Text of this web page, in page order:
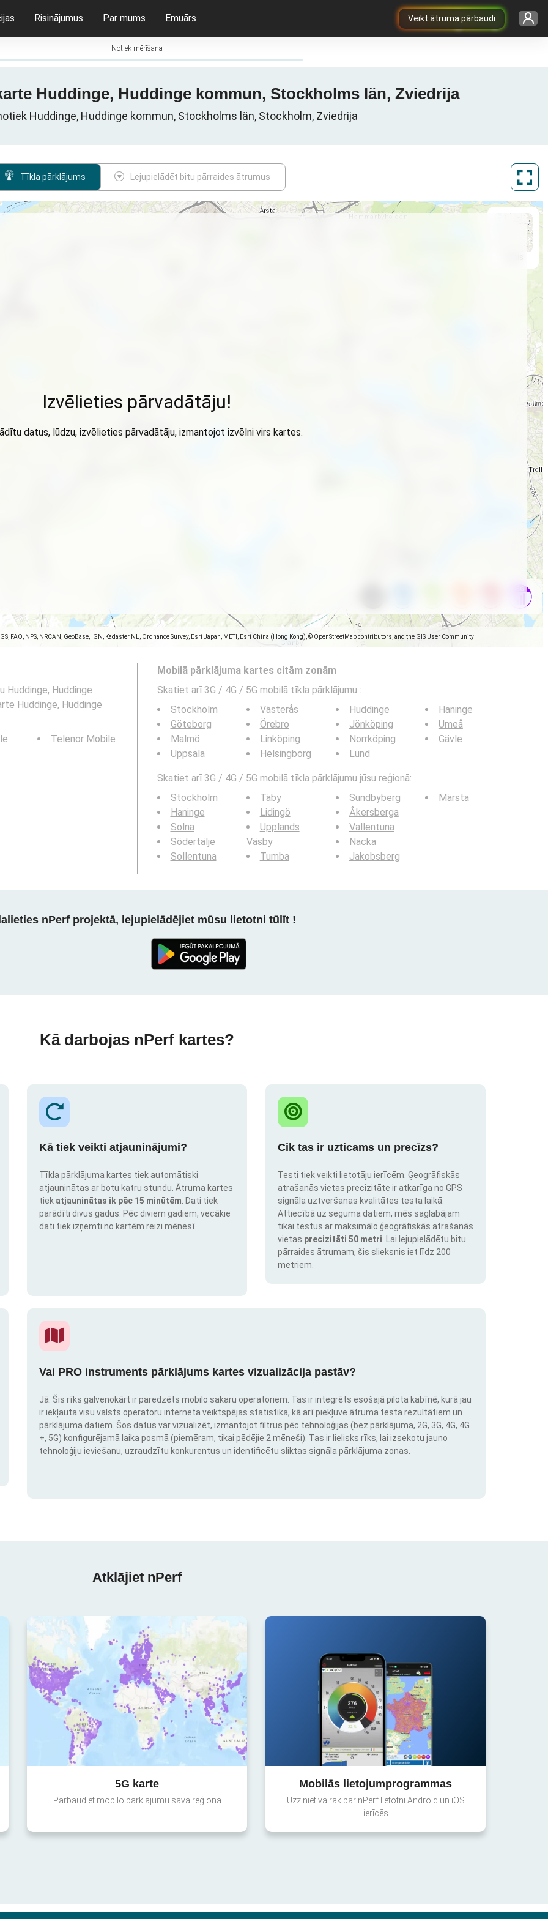
Veikt ātruma pārbaudi
Risinājumus Par mums Emuārs
Notiek mērīšana
Huddinge, Huddinge kommun, Stockholms län, Zviedrija
Huddinge, Huddinge kommun, Stockholms län, Stockholm, Zviedrija
Tīkla pārklājums Lejupielādēt bitu pārraides ātrumus
FAO, NPS, NRCAN, GeoBase, IGN, Kadaster NL, Ordnance Survey, Esri Japan, METI, Esri China (Hong Kong), © OpenStreetMap contributors, and the GIS User Community
Izvēlieties pārvadātāju!
datus, lūdzu, izvēlieties pārvadātāju, izmantojot izvēlni virs kartes.
Huddinge, Huddinge
Huddinge, Huddinge
Telenor Mobile
Mobilā pārklājuma kartes citām zonām
Skatiet arī 3G / 4G / 5G mobilā tīkla pārklājumu :
Stockholm
Göteborg
Malmö
Uppsala
Västerås
Örebro
Linköping
Helsingborg
Huddinge
Jönköping
Norrköping
Lund
Haninge
Umeå
Gävle
Skatiet arī 3G / 4G / 5G mobilā tīkla pārklājumu jūsu reģionā:
Stockholm
Haninge
Solna
Södertälje
Sollentuna
Täby
Lidingö
Upplands
Väsby
Tumba
Sundbyberg
Åkersberga
Vallentuna
Nacka
Jakobsberg
Märsta
nPerf projektā, lejupielādējiet mūsu lietotni tūlīt !
Kā darbojas nPerf kartes?
Kā tiek veikti atjauninājumi?
Tīkla pārklājuma kartes tiek automātiski
atjauninātas ar botu katru stundu. Ātruma kartes
tiek atjauninātas ik pēc 15 minūtēm . Dati tiek
parādīti divus gadus. Pēc diviem gadiem, vecākie
dati tiek izņemti no kartēm reizi mēnesī.
Cik tas ir uzticams un precīzs?
Testi tiek veikti lietotāju ierīcēm. Ģeogrāfiskās
atrašanās vietas precizitāte ir atkarīga no GPS
signāla uztveršanas kvalitātes testa laikā.
Attiecībā uz seguma datiem, mēs saglabājam
tikai testus ar maksimālo ģeogrāfiskās atrašanās
vietas precizitāti 50 metri . Lai lejupielādētu bitu
pārraides ātrumam, šis slieksnis iet līdz 200
metriem.
Vai PRO instruments pārklājums kartes vizualizācija pastāv?
Jā. Šis rīks galvenokārt ir paredzēts mobilo sakaru operatoriem. Tas ir integrēts esošajā pilota kabīnē, kurā jau
ir iekļauta visu valsts operatoru interneta veiktspējas statistika, kā arī piekļuve ātruma testa rezultātiem un
pārklājuma datiem. Šos datus var vizualizēt, izmantojot filtrus pēc tehnoloģijas (bez pārklājuma, 2G, 3G, 4G, 4G
+, 5G) konfigurējamā laika posmā (piemēram, tikai pēdējie 2 mēneši). Tas ir lielisks rīks, lai izsekotu jauno
tehnoloģiju ieviešanu, uzraudzītu konkurentus un identificētu sliktas signāla pārklājuma zonas.
Atklājiet nPerf
5G karte
Pārbaudiet mobilo pārklājumu savā reģionā
Mobilās lietojumprogrammas
Uzziniet vairāk par nPerf lietotni Android un iOS
ierīcēs